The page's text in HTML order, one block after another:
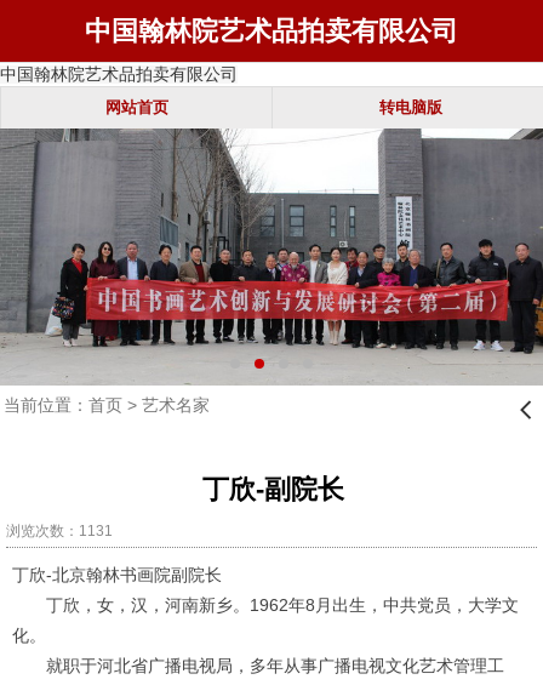
中国翰林院艺术品拍卖有限公司
中国翰林院艺术品拍卖有限公司
网站首页 转电脑版
当前位置： 首页> 艺术名家 󰊒
丁欣-副院长
浏览次数：1131
丁欣-北京翰林书画院副院长
丁欣，女，汉，河南新乡。 1962年8 月出生，中共党员，大学文
化。
就职于河北省广播电视局，多年从事广播电视文化艺术管理工